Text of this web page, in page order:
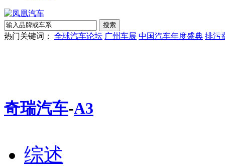
热门关键词： 全球汽车论坛 广州车展 中国汽车年度盛典 排污
奇瑞汽车-A3
综述